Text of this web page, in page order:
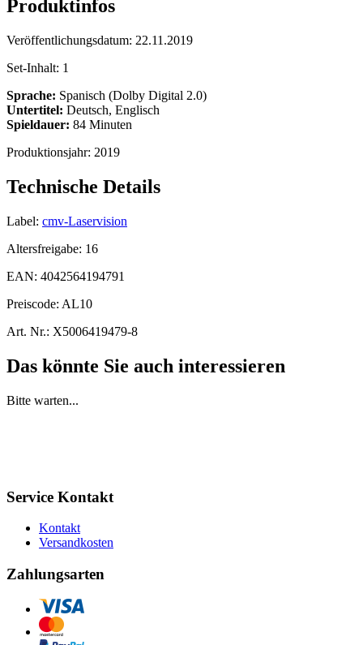
Produktinfos
Veröffentlichungsdatum: 22.11.2019
Set-Inhalt: 1
Sprache: Spanisch (Dolby Digital 2.0)
Untertitel: Deutsch, Englisch
Spieldauer: 84 Minuten
Produktionsjahr: 2019
Technische Details
Label: cmv-Laservision
Altersfreigabe: 16
EAN: 4042564194791
Preiscode: AL10
Art. Nr.: X5006419479-8
Das könnte Sie auch interessieren
Bitte warten...
Service Kontakt
Kontakt
Versandkosten
Zahlungsarten